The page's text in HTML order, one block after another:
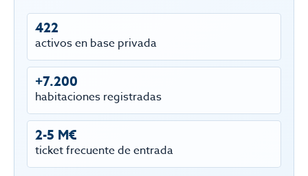
422
activos en base privada
+7.200
habitaciones registradas
2-5 M€
ticket frecuente de entrada